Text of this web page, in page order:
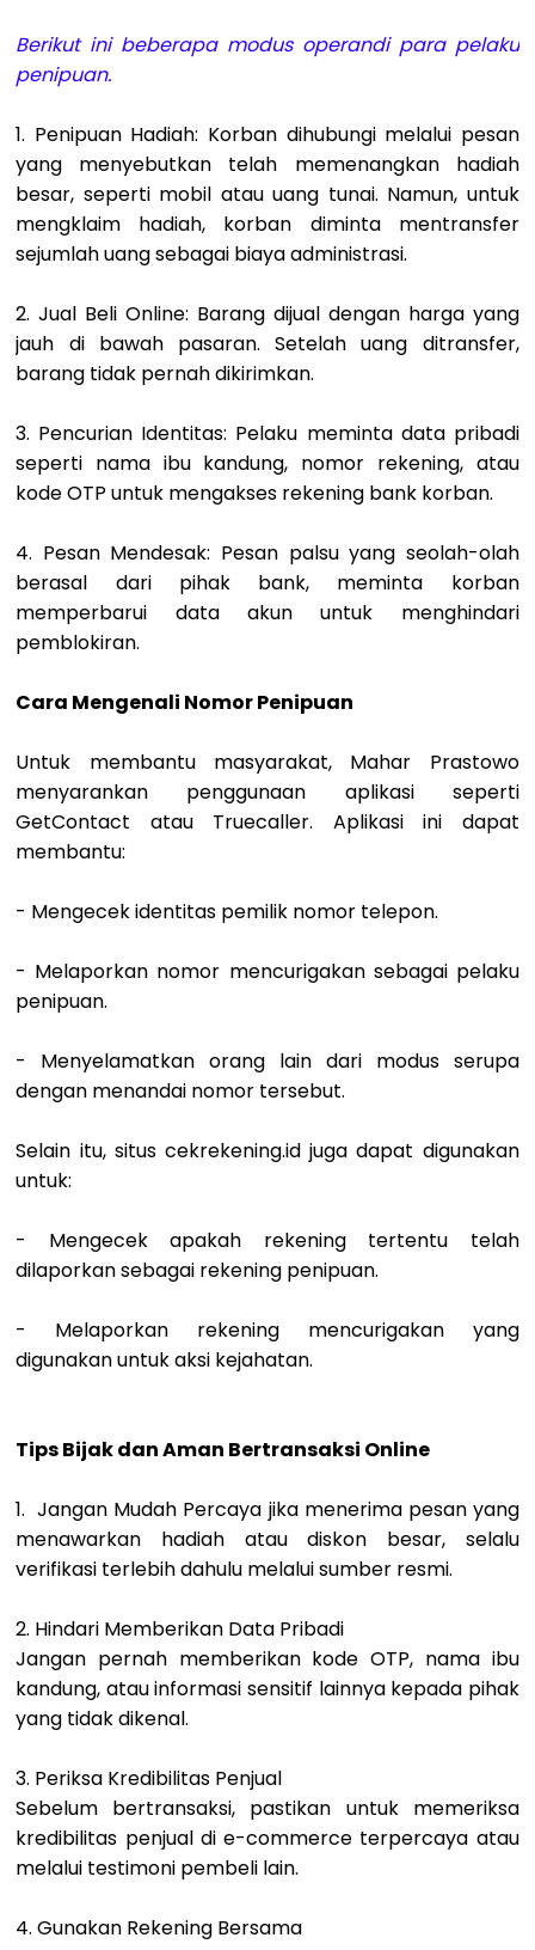
Berikut ini beberapa modus operandi para pelaku
penipuan.
1. Penipuan Hadiah: Korban dihubungi melalui pesan
yang menyebutkan telah memenangkan hadiah
besar, seperti mobil atau uang tunai. Namun, untuk
mengklaim hadiah, korban diminta mentransfer
sejumlah uang sebagai biaya administrasi.
2. Jual Beli Online: Barang dijual dengan harga yang
jauh di bawah pasaran. Setelah uang ditransfer,
barang tidak pernah dikirimkan.
3. Pencurian Identitas: Pelaku meminta data pribadi
seperti nama ibu kandung, nomor rekening, atau
kode OTP untuk mengakses rekening bank korban.
4. Pesan Mendesak: Pesan palsu yang seolah-olah
berasal dari pihak bank, meminta korban
memperbarui data akun untuk menghindari
pemblokiran.
Cara Mengenali Nomor Penipuan
Untuk membantu masyarakat, Mahar Prastowo
menyarankan penggunaan aplikasi seperti
GetContact atau Truecaller. Aplikasi ini dapat
membantu:
- Mengecek identitas pemilik nomor telepon.
- Melaporkan nomor mencurigakan sebagai pelaku
penipuan.
- Menyelamatkan orang lain dari modus serupa
dengan menandai nomor tersebut.
Selain itu, situs cekrekening.id juga dapat digunakan
untuk:
- Mengecek apakah rekening tertentu telah
dilaporkan sebagai rekening penipuan.
- Melaporkan rekening mencurigakan yang
digunakan untuk aksi kejahatan.
Tips Bijak dan Aman Bertransaksi Online
1. Jangan Mudah Percaya jika menerima pesan yang
menawarkan hadiah atau diskon besar, selalu
verifikasi terlebih dahulu melalui sumber resmi.
2. Hindari Memberikan Data Pribadi
Jangan pernah memberikan kode OTP, nama ibu
kandung, atau informasi sensitif lainnya kepada pihak
yang tidak dikenal.
3. Periksa Kredibilitas Penjual
Sebelum bertransaksi, pastikan untuk memeriksa
kredibilitas penjual di e-commerce terpercaya atau
melalui testimoni pembeli lain.
4. Gunakan Rekening Bersama